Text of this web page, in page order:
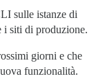
sulle istanze di
i siti di produzione.
giorni e che
funzionalità.